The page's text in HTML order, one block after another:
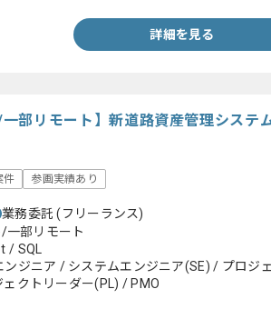
詳細を見る
部リモート】新道路資産管理システ
件 参画実績あり
業務委託(フリーランス)
一部リモート
SQL
ンジニア / システムエンジニア(SE) / プロジ
クトリーダー(PL) / PMO